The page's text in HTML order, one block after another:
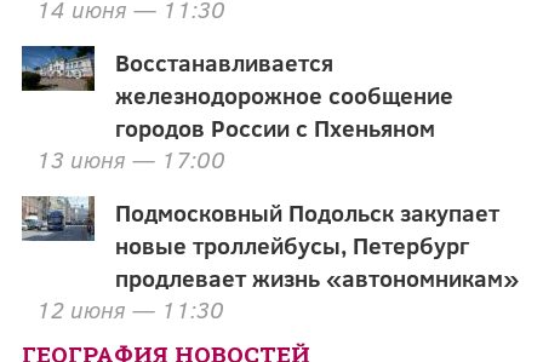
14 июня — 11:30
Восстанавливается
железнодорожное сообщение
городов России с Пхеньяном
13 июня — 17:00
Подмосковный Подольск закупает
новые троллейбусы, Петербург
продлевает жизнь «автономникам»
12 июня — 11:30
ГЕОГРАФИЯ НОВОСТЕЙ